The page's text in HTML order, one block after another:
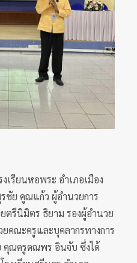
เรียนหอพระ อำเภอเมือง
ชัย คูณแก้ว ผู้อำนวยการ
ตรีนิมิตร ธิยาม รองผู้อำนวย
คณะครูและบุคลากรทางการ
คุณครูดณพร อินจับ ซึ่งได้